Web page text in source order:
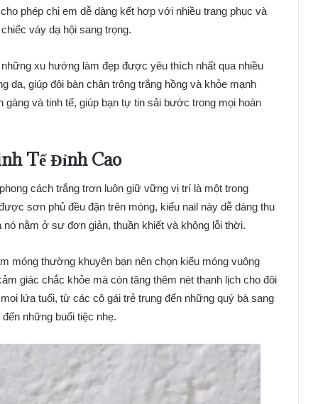
phép chị em dễ dàng kết hợp với nhiều trang phục và
váy dạ hội sang trọng.
những xu hướng làm đẹp được yêu thích nhất qua nhiều
da, giúp đôi bàn chân trông trắng hồng và khỏe mạnh
và tinh tế, giúp bạn tự tin sải bước trong mọi hoàn
Tế Đỉnh Cao
cách trắng trơn luôn giữ vững vị trí là một trong
sơn phủ đều đặn trên móng, kiểu nail này dễ dàng thu
nằm ở sự đơn giản, thuần khiết và không lỗi thời.
móng thường khuyên bạn nên chọn kiểu móng vuông
giác chắc khỏe mà còn tăng thêm nét thanh lịch cho đôi
lứa tuổi, từ các cô gái trẻ trung đến những quý bà sang
những buổi tiệc nhẹ.